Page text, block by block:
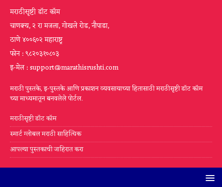
मराठीसृष्टी डॉट कॉम
चाणक्य, २ रा मजला, गोखले रोड, नौपाडा,
ठाणे ४००६०२ महाराष्ट्र
फोन : ९८२०३१०८०३
इ-मेल : support@marathisrushti.com
मराठी पुस्तके, इ-पुस्तके आणि प्रकाशन व्यवसायाच्या हितासाठी मराठीसृष्टी डॉट कॉम
च्या माध्यमातून बनवलेले पोर्टल.
मराठीसृष्टी डॉट कॉम
स्मार्ट ग्लोबल मराठी साहित्यिक
आपल्या पुस्तकाची जाहिरात करा